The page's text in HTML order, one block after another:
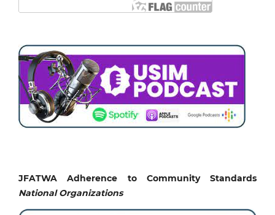
JFATWA Adherence to Community Standards
National Organizations